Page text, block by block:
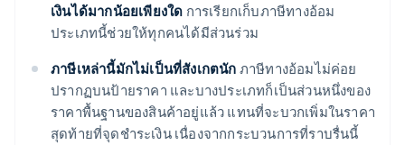
เงินได้มากน้อยเพียงใด การเรียกเก็บภาษีทางอ้อม
ประเภทนี้ช่วยให้ทุกคนได้มีส่วนร่วม
ภาษีเหล่านี้มักไม่เป็นที่สังเกตนัก ภาษีทางอ้อมไม่ค่อย
ปรากฏบนป้ายราคา และบางประเภทก็เป็นส่วนหนึ่งของ
ราคาพื้นฐานของสินค้าอยู่แล้ว แทนที่จะบวกเพิ่มในราคา
สุดท้ายที่จุดชำระเงิน เนื่องจากกระบวนการที่ราบรื่นนี้